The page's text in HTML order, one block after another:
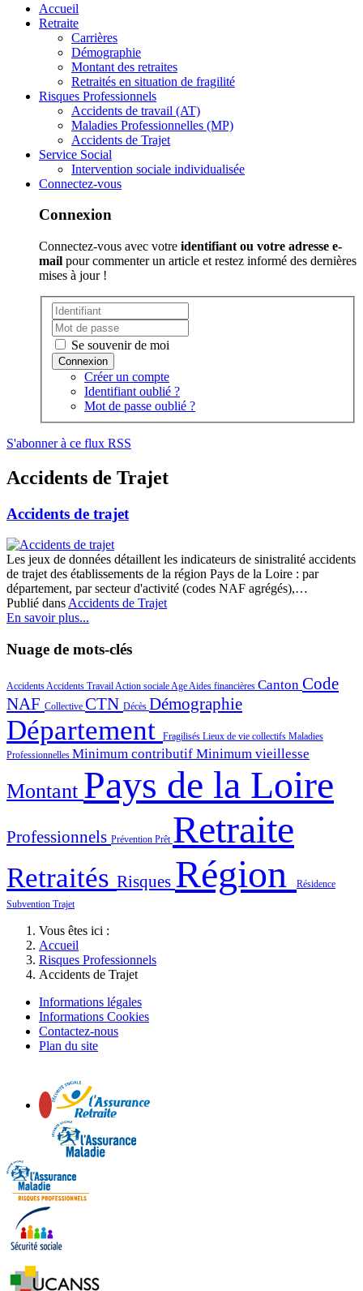
Accueil
Retraite
Carrières
Démographie
Montant des retraites
Retraités en situation de fragilité
Risques Professionnels
Accidents de travail (AT)
Maladies Professionnelles (MP)
Accidents de Trajet
Service Social
Intervention sociale individualisée
Connectez-vous
Connexion
Connectez-vous avec votre identifiant ou votre adresse e-
mail pour commenter un article et restez informé des dernières
mises à jour !
Se souvenir de moi
Créer un compte
Identifiant oublié ?
Mot de passe oublié ?
S'abonner à ce flux RSS
Accidents de Trajet
Accidents de trajet
Les jeux de données détaillent les indicateurs de sinistralité accidents
de trajet des établissements de la région Pays de la Loire : par
département, par secteur d'activité (codes NAF agrégés),…
Publié dans Accidents de Trajet
En savoir plus...
Nuage de mots-clés
Accidents Accidents Travail Action sociale Age Aides financières Canton Code
NAF Collective CTN Décès Démographie
Département Fragilisés Lieux de vie collectifs Maladies
Professionnelles Minimum contributif Minimum vieillesse
Montant Pays de la Loire
Professionnels Prévention Prêt Retraite
Retraités Risques Région
Résidence
Subvention Trajet
Vous êtes ici :
Accueil
Risques Professionnels
Accidents de Trajet
Informations légales
Informations Cookies
Contactez-nous
Plan du site